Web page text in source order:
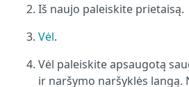
Iš naujo paleiskite prietaisą.
Vėl.
Vėl paleiskite apsaugotą
ir naršymo naršyklės langą.